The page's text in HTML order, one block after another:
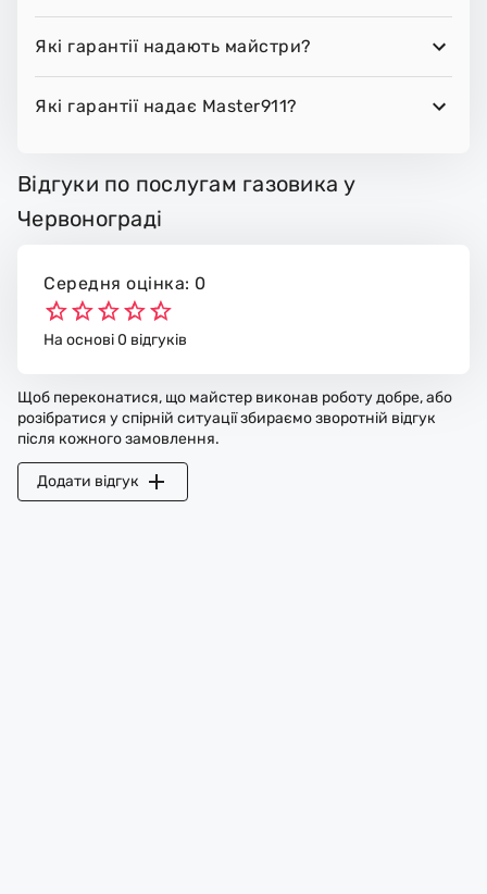
Які гарантії надають майстри?
Які гарантії надає Master911?
Відгуки по послугам газовика у
Червонограді
Середня оцінка: 0
На основі 0 відгуків
Щоб переконатися, що майстер виконав роботу добре, або
розібратися у спірній ситуації збираємо зворотній відгук
після кожного замовлення.
Додати відгук